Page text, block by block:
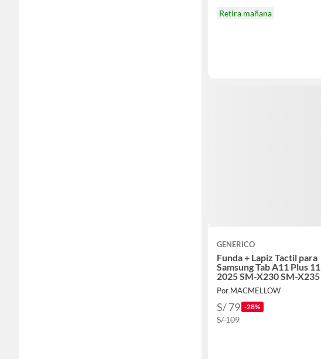
Retira mañana
GENERICO
Funda + Lapiz Tactil para
Samsung Tab A11 Plus 11
2025 SM-X230 SM-X235
Por MACMELLOW
S/ 79 -28%
S/ 109